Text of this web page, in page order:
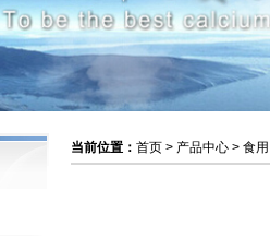
当前位置： 首页 > 产品中心 > 食